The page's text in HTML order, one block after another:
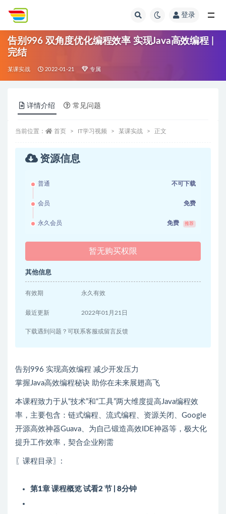
登录
告别996 双角度优化编程效率 实现Java高效编程 |
完结
某课实战 2022-01-21 专属
详情介绍 常见问题
当前位置： 首页 IT学习视频 某课实战 正文
资源信息
普通 不可下载
会员 免费
永久会员 免费 推荐
暂无购买权限
其他信息
有效期 永久有效
最近更新 2022年01月21日
下载遇到问题？可联系客服或留言反馈
告别996 实现高效编程 减少开发压力
掌握Java高效编程秘诀 助你在未来展翅高飞
本课程致力于从“技术”和“工具”两大维度提高Java编程效
率，主要包含：链式编程、流式编程、资源关闭、Google
开源高效神器Guava、为自己锻造高效IDE神器等，极大化
提升工作效率，契合企业刚需
〖课程目录〗:
第1章 课程概览 试看2 节 | 8分钟